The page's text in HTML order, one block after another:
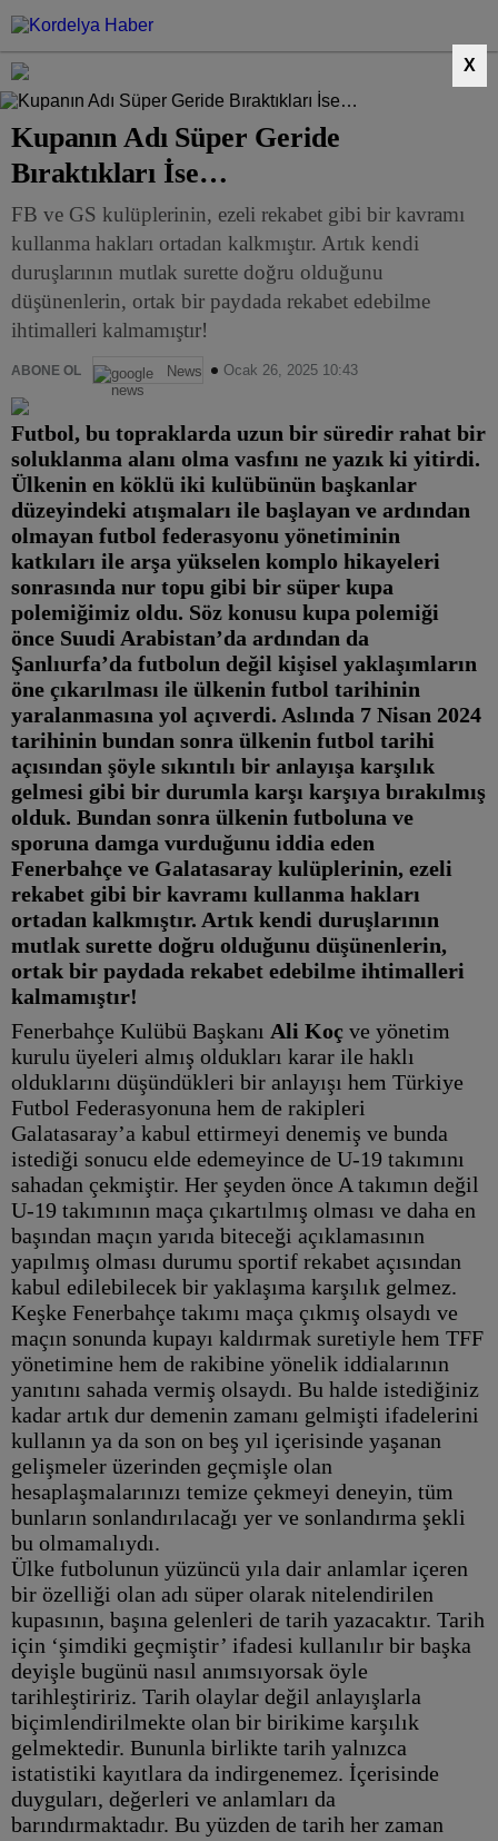
X
Kupanın Adı Süper Geride
Bıraktıkları İse…
FB ve GS kulüplerinin, ezeli rekabet gibi bir kavramı
kullanma hakları ortadan kalkmıştır. Artık kendi
duruşlarının mutlak surette doğru olduğunu
düşünenlerin, ortak bir paydada rekabet edebilme
ihtimalleri kalmamıştır!
ABONE OL News Ocak 26, 2025 10:43
Futbol, bu topraklarda uzun bir süredir rahat bir
soluklanma alanı olma vasfını ne yazık ki yitirdi.
Ülkenin en köklü iki kulübünün başkanlar
düzeyindeki atışmaları ile başlayan ve ardından
olmayan futbol federasyonu yönetiminin
katkıları ile arşa yükselen komplo hikayeleri
sonrasında nur topu gibi bir süper kupa
polemiğimiz oldu. Söz konusu kupa polemiği
önce Suudi Arabistan’da ardından da
Şanlıurfa’da futbolun değil kişisel yaklaşımların
öne çıkarılması ile ülkenin futbol tarihinin
yaralanmasına yol açıverdi. Aslında 7 Nisan 2024
tarihinin bundan sonra ülkenin futbol tarihi
açısından şöyle sıkıntılı bir anlayışa karşılık
gelmesi gibi bir durumla karşı karşıya bırakılmış
olduk. Bundan sonra ülkenin futboluna ve
sporuna damga vurduğunu iddia eden
Fenerbahçe ve Galatasaray kulüplerinin, ezeli
rekabet gibi bir kavramı kullanma hakları
ortadan kalkmıştır. Artık kendi duruşlarının
mutlak surette doğru olduğunu düşünenlerin,
ortak bir paydada rekabet edebilme ihtimalleri
kalmamıştır!
Fenerbahçe Kulübü Başkanı Ali Koç ve yönetim
kurulu üyeleri almış oldukları karar ile haklı
olduklarını düşündükleri bir anlayışı hem Türkiye
Futbol Federasyonuna hem de rakipleri
Galatasaray’a kabul ettirmeyi denemiş ve bunda
istediği sonucu elde edemeyince de U-19 takımını
sahadan çekmiştir. Her şeyden önce A takımın değil
U-19 takımının maça çıkartılmış olması ve daha en
başından maçın yarıda biteceği açıklamasının
yapılmış olması durumu sportif rekabet açısından
kabul edilebilecek bir yaklaşıma karşılık gelmez.
Keşke Fenerbahçe takımı maça çıkmış olsaydı ve
maçın sonunda kupayı kaldırmak suretiyle hem TFF
yönetimine hem de rakibine yönelik iddialarının
yanıtını sahada vermiş olsaydı. Bu halde istediğiniz
kadar artık dur demenin zamanı gelmişti ifadelerini
kullanın ya da son on beş yıl içerisinde yaşanan
gelişmeler üzerinden geçmişle olan
hesaplaşmalarınızı temize çekmeyi deneyin, tüm
bunların sonlandırılacağı yer ve sonlandırma şekli
bu olmamalıydı.
Ülke futbolunun yüzüncü yıla dair anlamlar içeren
bir özelliği olan adı süper olarak nitelendirilen
kupasının, başına gelenleri de tarih yazacaktır. Tarih
için ‘şimdiki geçmiştir’ ifadesi kullanılır bir başka
deyişle bugünü nasıl anımsıyorsak öyle
tarihleştiririz. Tarih olaylar değil anlayışlarla
biçimlendirilmekte olan bir birikime karşılık
gelmektedir. Bununla birlikte tarih yalnızca
istatistiki kayıtlara da indirgenemez. İçerisinde
duyguları, değerleri ve anlamları da
barındırmaktadır. Bu yüzden de tarih her zaman